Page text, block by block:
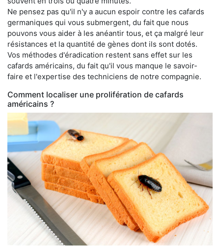
Ne pensez pas qu'il n'y a aucun espoir contre les cafards
germaniques qui vous submergent, du fait que nous
pouvons vous aider à les anéantir tous, et ça malgré leur
résistances et la quantité de gènes dont ils sont dotés.
Vos méthodes d'éradication restent sans effet sur les
cafards américains, du fait qu'il vous manque le savoir-
faire et l'expertise des techniciens de notre compagnie.
Comment localiser une prolifération de cafards
américains ?